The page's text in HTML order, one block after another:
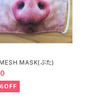
MASK(ぶた)